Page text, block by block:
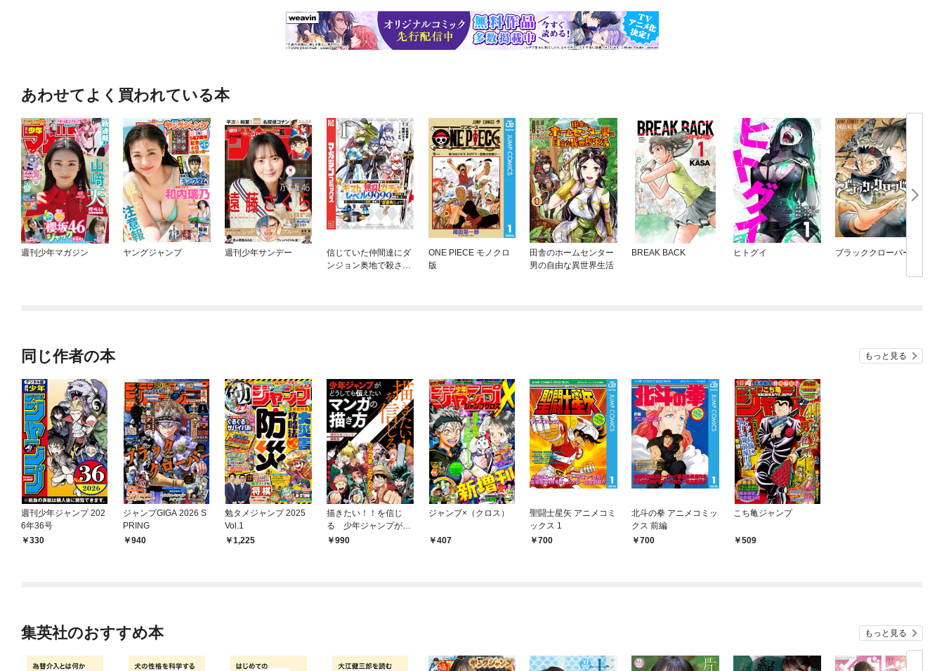
あわせてよく買われている本
週刊少年マガジン ヤングジャンプ 週刊少年サンデー
信じていた仲間達にダ
ンジョン奥地で殺され
ONE PIECE モノクロ
版
田舎のホームセンター
男の自由な異世界生活
BREAK BACK ヒトグイ ブラッククローバー
同じ作者の本 もっと見る
週刊少年ジャンプ 202
6年36号
330
ジャンプGIGA 2026 S
PRING
940
勉タメジャンプ 2025
Vol.1
1,225
描きたい！！を信じ
る 少年ジャンプがど
うしても伝えたいマン
990
ジャンプ×（クロス）
407
聖闘士星矢 アニメコミ
ックス 1
700
北斗の拳 アニメコミッ
クス 前編
700
こち亀ジャンプ
509
集英社のおすすめ本 もっと見る